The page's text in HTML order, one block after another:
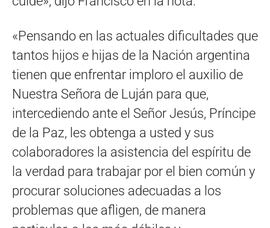
«Pensando en las actuales dificultades que
tantos hijos e hijas de la Nación argentina
tienen que enfrentar imploro el auxilio de
Nuestra Señora de Luján para que,
intercediendo ante el Señor Jesús, Príncipe
de la Paz, les obtenga a usted y sus
colaboradores la asistencia del espíritu de
la verdad para trabajar por el bien común y
procurar soluciones adecuadas a los
problemas que afligen, de manera